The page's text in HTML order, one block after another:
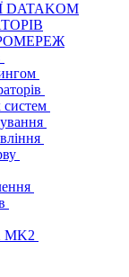
систем
MK2